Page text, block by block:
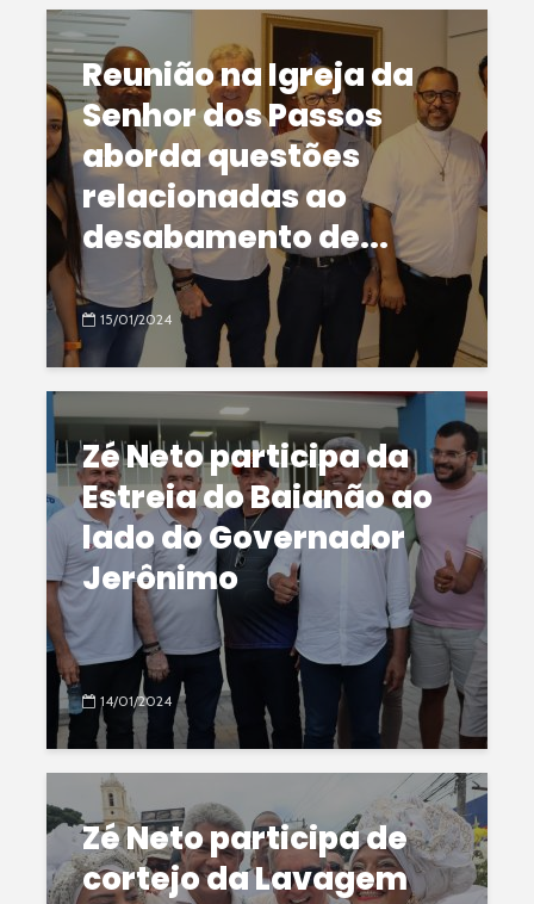
Reunião na Igreja da
Senhor dos Passos
aborda questões
relacionadas ao
desabamento de...
15/01/2024
Zé Neto participa da
Estreia do Baianão ao
lado do Governador
Jerônimo
14/01/2024
Zé Neto participa de
cortejo da Lavagem